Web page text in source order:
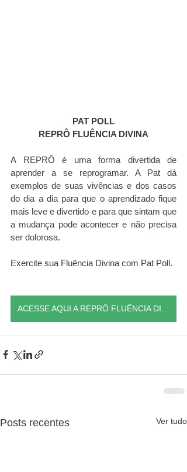
PAT POLL
REPRÔ FLUÊNCIA DIVINA
A REPRÔ é uma forma divertida de
aprender a se reprogramar. A Pat dá
exemplos de suas vivências e dos casos
do dia a dia para que o aprendizado fique
mais leve e divertido e para que sintam que
a mudança pode acontecer e não precisa
ser dolorosa.
Exercite sua Fluência Divina com Pat Poll.
Posts recentes Ver tudo